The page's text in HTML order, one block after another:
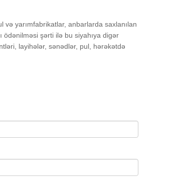
və yarımfabrikatlar, anbarlarda saxlanılan
ödənilməsi şərti ilə bu siyahıya digər
layihələr, sənədlər, pul, hərəkətdə